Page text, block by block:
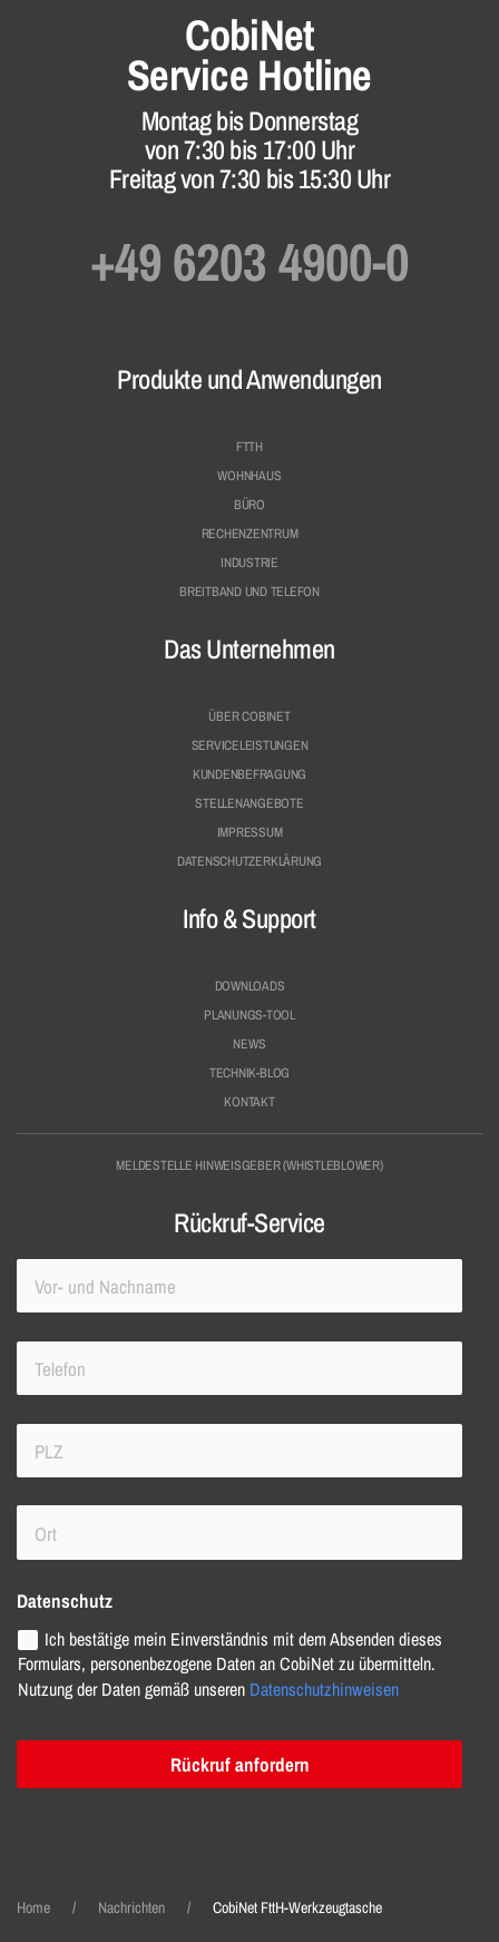
CobiNet
Service Hotline
Montag bis Donnerstag
von 7:30 bis 17:00 Uhr
Freitag von 7:30 bis 15:30 Uhr
+49 6203 4900-0
Produkte und Anwendungen
FTTH
WOHNHAUS
BÜRO
RECHENZENTRUM
INDUSTRIE
BREITBAND UND TELEFON
Das Unternehmen
ÜBER COBINET
SERVICELEISTUNGEN
KUNDENBEFRAGUNG
STELLENANGEBOTE
IMPRESSUM
DATENSCHUTZERKLÄRUNG
Info & Support
DOWNLOADS
PLANUNGS-TOOL
NEWS
TECHNIK-BLOG
KONTAKT
MELDESTELLE HINWEISGEBER (WHISTLEBLOWER)
Rückruf-Service
Datenschutz
Ich bestätige mein Einverständnis mit dem Absenden dieses
Formulars, personenbezogene Daten an CobiNet zu übermitteln.
Nutzung der Daten gemäß unseren Datenschutzhinweisen
Rückruf anfordern
Home Nachrichten CobiNet FttH-Werkzeug­tasche